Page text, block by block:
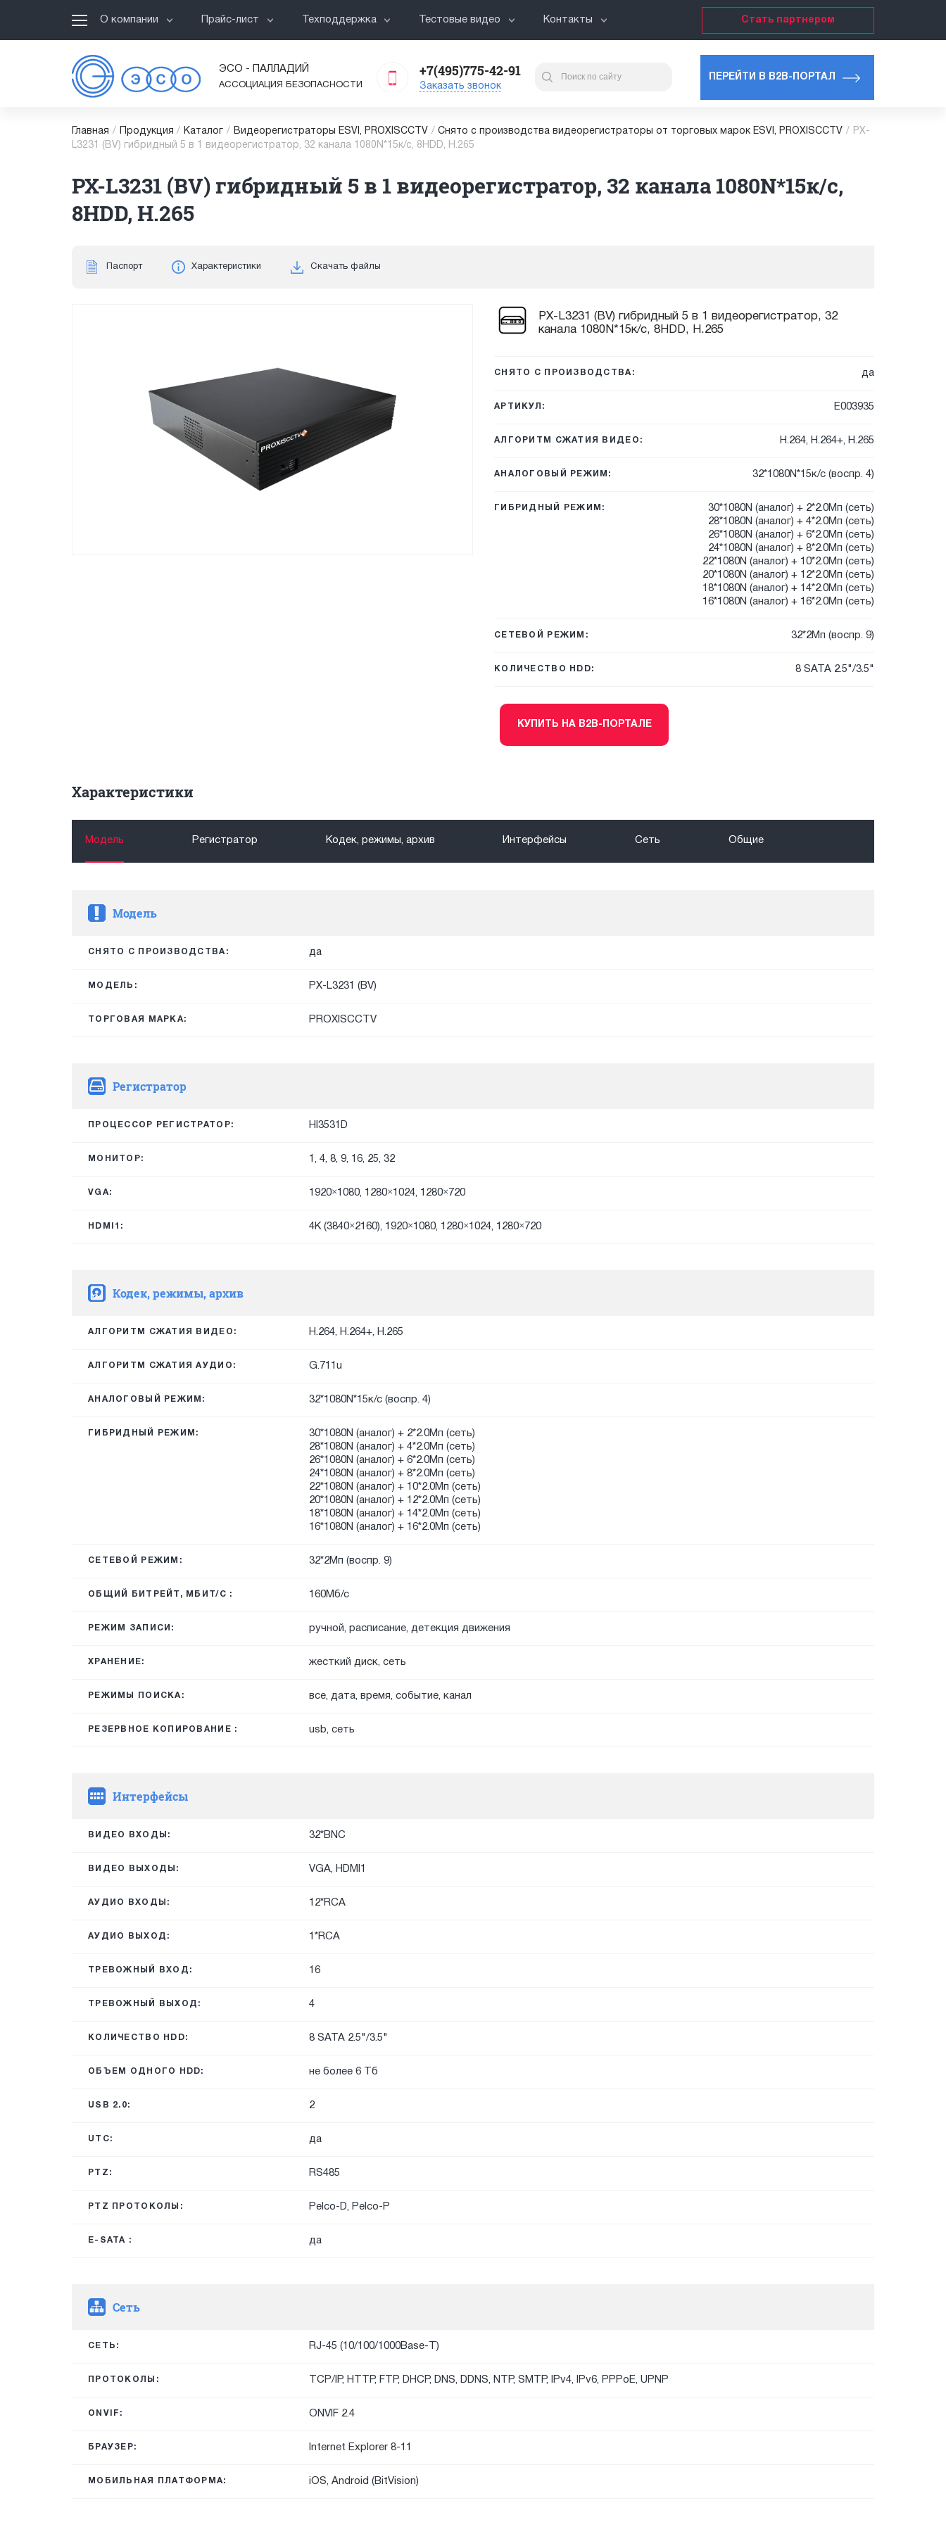
О компании Прайс-лист Техподдержка Тестовые видео Контакты Стать партнером
ЭСО - ПАЛЛАДИЙ
АССОЦИАЦИЯ БЕЗОПАСНОСТИ
+7(495)775-42-91
Заказать звонок
ПЕРЕЙТИ В B2B-ПОРТАЛ
Главная / Продукция / Каталог / Видеорегистраторы ESVI, PROXISCCTV / Снято с производства видеорегистраторы от торговых марок ESVI, PROXISCCTV /
PX-
L3231 (BV) гибридный 5 в 1 видеорегистратор, 32 канала 1080N*15к/с, 8HDD, H.265
PX-L3231 (BV) гибридный 5 в 1 видеорегистратор, 32 канала 1080N*15к/с,
8HDD, H.265
Паспорт Характеристики Скачать файлы
PX-L3231 (BV) гибридный 5 в 1 видеорегистратор, 32
канала 1080N*15к/с, 8HDD, H.265
СНЯТО С ПРОИЗВОДСТВА: да
АРТИКУЛ: E003935
АЛГОРИТМ СЖАТИЯ ВИДЕО: H.264, H.264+, H.265
АНАЛОГОВЫЙ РЕЖИМ: 32*1080N*15к/с (воспр. 4)
ГИБРИДНЫЙ РЕЖИМ:
30*1080N (аналог) + 2*2.0Мп (сеть)
28*1080N (аналог) + 4*2.0Мп (сеть)
26*1080N (аналог) + 6*2.0Мп (сеть)
24*1080N (аналог) + 8*2.0Мп (сеть)
22*1080N (аналог) + 10*2.0Мп (сеть)
20*1080N (аналог) + 12*2.0Мп (сеть)
18*1080N (аналог) + 14*2.0Мп (сеть)
16*1080N (аналог) + 16*2.0Мп (сеть)
СЕТЕВОЙ РЕЖИМ: 32*2Мп (воспр. 9)
КОЛИЧЕСТВО HDD: 8 SATA 2.5"/3.5"
КУПИТЬ НА B2B-ПОРТАЛЕ
Характеристики
Модель Регистратор Кодек, режимы, архив Интерфейсы Сеть Общие
Модель
СНЯТО С ПРОИЗВОДСТВА: да
МОДЕЛЬ: PX-L3231 (BV)
ТОРГОВАЯ МАРКА: PROXISCCTV
Регистратор
ПРОЦЕССОР РЕГИСТРАТОР: HI3531D
МОНИТОР: 1, 4, 8, 9, 16, 25, 32
VGA: 1920×1080, 1280×1024, 1280×720
HDMI1: 4K (3840×2160), 1920×1080, 1280×1024, 1280×720
Кодек, режимы, архив
АЛГОРИТМ СЖАТИЯ ВИДЕО: H.264, H.264+, H.265
АЛГОРИТМ СЖАТИЯ АУДИО: G.711u
АНАЛОГОВЫЙ РЕЖИМ: 32*1080N*15к/с (воспр. 4)
ГИБРИДНЫЙ РЕЖИМ:
30*1080N (аналог) + 2*2.0Мп (сеть)
28*1080N (аналог) + 4*2.0Мп (сеть)
26*1080N (аналог) + 6*2.0Мп (сеть)
24*1080N (аналог) + 8*2.0Мп (сеть)
22*1080N (аналог) + 10*2.0Мп (сеть)
20*1080N (аналог) + 12*2.0Мп (сеть)
18*1080N (аналог) + 14*2.0Мп (сеть)
16*1080N (аналог) + 16*2.0Мп (сеть)
СЕТЕВОЙ РЕЖИМ: 32*2Мп (воспр. 9)
ОБЩИЙ БИТРЕЙТ, МБИТ/С : 160Мб/с
РЕЖИМ ЗАПИСИ: ручной, расписание, детекция движения
ХРАНЕНИЕ: жесткий диск, сеть
РЕЖИМЫ ПОИСКА: все, дата, время, событие, канал
РЕЗЕРВНОЕ КОПИРОВАНИЕ : usb, сеть
Интерфейсы
ВИДЕО ВХОДЫ: 32*BNC
ВИДЕО ВЫХОДЫ: VGA, HDMI1
АУДИО ВХОДЫ: 12*RCA
АУДИО ВЫХОД: 1*RCA
ТРЕВОЖНЫЙ ВХОД: 16
ТРЕВОЖНЫЙ ВЫХОД: 4
КОЛИЧЕСТВО HDD: 8 SATA 2.5"/3.5"
ОБЪЕМ ОДНОГО HDD: не более 6 Тб
USB 2.0: 2
UTC: да
PTZ: RS485
PTZ ПРОТОКОЛЫ: Pelco-D, Pelco-P
E-SATA : да
Сеть
СЕТЬ: RJ-45 (10/100/1000Base-T)
ПРОТОКОЛЫ: TCP/IP, HTTP, FTP, DHCP, DNS, DDNS, NTP, SMTP, IPv4, IPv6, PPPoE, UPNP
ONVIF: ONVIF 2.4
БРАУЗЕР: Internet Explorer 8-11
МОБИЛЬНАЯ ПЛАТФОРМА: iOS, Android (BitVision)